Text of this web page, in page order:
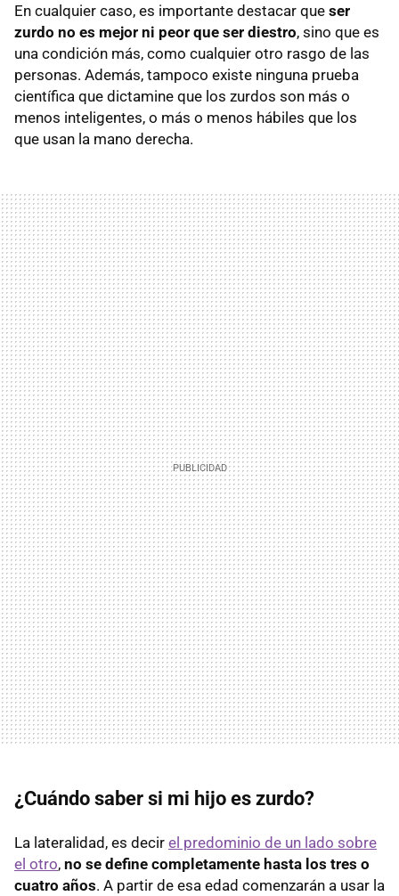
En cualquier caso, es importante destacar que ser
zurdo no es mejor ni peor que ser diestro, sino que es
una condición más, como cualquier otro rasgo de las
personas. Además, tampoco existe ninguna prueba
científica que dictamine que los zurdos son más o
menos inteligentes, o más o menos hábiles que los
que usan la mano derecha.
¿Cuándo saber si mi hijo es zurdo?
La lateralidad, es decir el predominio de un lado sobre
el otro, no se define completamente hasta los tres o
cuatro años. A partir de esa edad comenzarán a usar la